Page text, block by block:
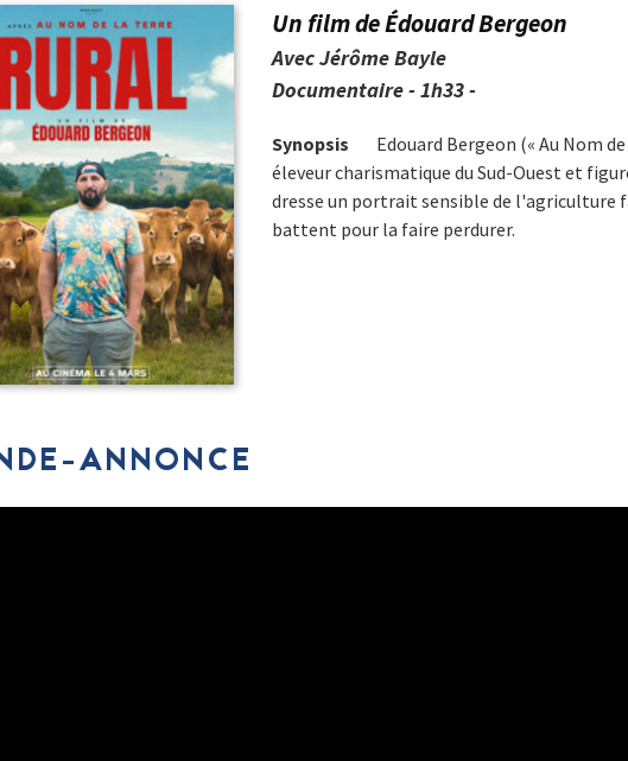
PROGRAMME
PDF
Un film de Édouard Bergeon
Avec Jérôme Bayle
Documentaire - 1h33 -
Synopsis
Edouard Bergeon (« Au Nom
éleveur charismatique du Sud-Ouest et
dresse un portrait sensible de l'agriculture
battent pour la faire perdurer.
ANNONCE